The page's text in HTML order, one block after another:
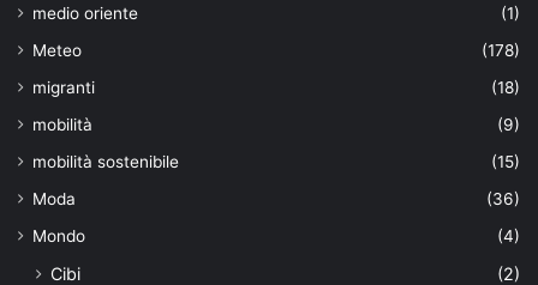
medio oriente
(1)
Meteo
(178)
migranti
(18)
mobilità
(9)
mobilità sostenibile
(15)
Moda
(36)
Mondo
(4)
Cibi (2)